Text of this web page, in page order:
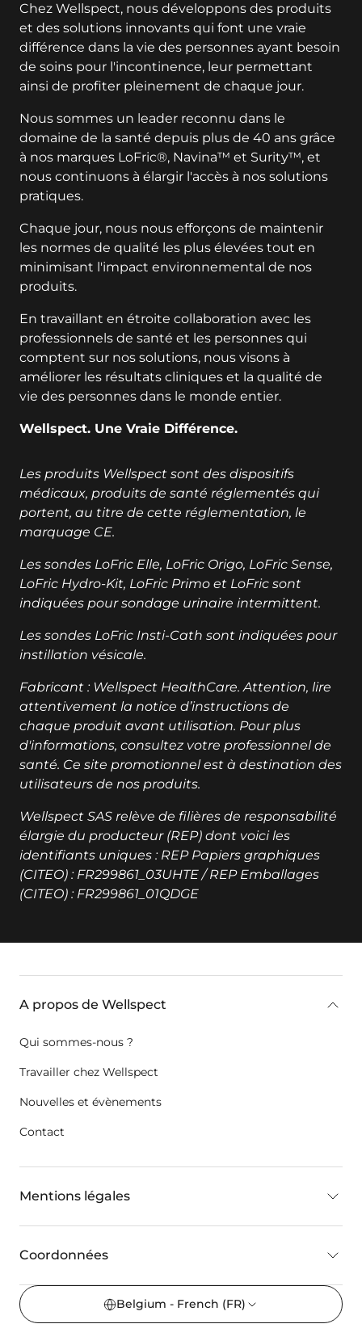
Chez Wellspect, nous développons des produits
et des solutions innovants qui font une vraie
différence dans la vie des personnes ayant besoin
de soins pour l'incontinence, leur permettant
ainsi de profiter pleinement de chaque jour.
Nous sommes un leader reconnu dans le
domaine de la santé depuis plus de 40 ans grâce
à nos marques LoFric®, Navina™ et Surity™, et
nous continuons à élargir l'accès à nos solutions
pratiques.
Chaque jour, nous nous efforçons de maintenir
les normes de qualité les plus élevées tout en
minimisant l'impact environnemental de nos
produits.
En travaillant en étroite collaboration avec les
professionnels de santé et les personnes qui
comptent sur nos solutions, nous visons à
améliorer les résultats cliniques et la qualité de
vie des personnes dans le monde entier.
Wellspect. Une Vraie Différence.
Les produits Wellspect sont des dispositifs
médicaux, produits de santé réglementés qui
portent, au titre de cette réglementation, le
marquage CE.
Les sondes LoFric Elle, LoFric Origo, LoFric Sense,
LoFric Hydro-Kit, LoFric Primo et LoFric sont
indiquées pour sondage urinaire intermittent.
Les sondes LoFric Insti-Cath sont indiquées pour
instillation vésicale.
Fabricant : Wellspect HealthCare. Attention, lire
attentivement la notice d’instructions de
chaque produit avant utilisation. Pour plus
d'informations, consultez votre professionnel de
santé. Ce site promotionnel est à destination des
utilisateurs de nos produits.
Wellspect SAS relève de filières de responsabilité
élargie du producteur (REP) dont voici les
identifiants uniques : REP Papiers graphiques
(CITEO) : FR299861_03UHTE / REP Emballages
(CITEO) : FR299861_01QDGE
A propos de Wellspect
Qui sommes-nous ?
Travailler chez Wellspect
Nouvelles et évènements
Contact
Mentions légales
Coordonnées
Belgium - French (FR)